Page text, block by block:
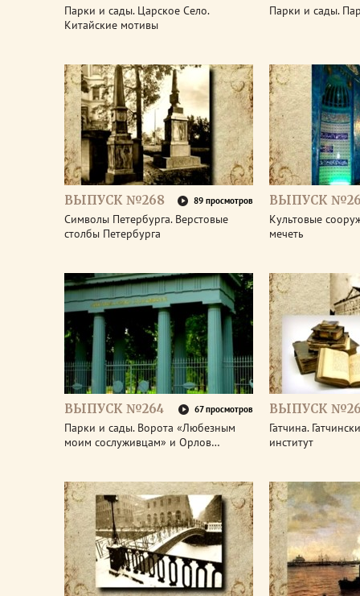
Парки и сады. Царское Село.
Китайские мотивы
Парки и сады.
ВЫПУСК №268 89 просмотров
Символы Петербурга. Верстовые
столбы Петербурга
ВЫПУСК
Культовые
мечеть
ВЫПУСК №264 67 просмотров
Парки и сады. Ворота «Любезным
моим сослуживцам» и Орлов…
ВЫПУСК
Гатчина.
институт